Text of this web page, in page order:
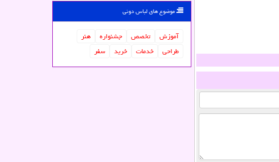
موضوع های لباس دونی
آموزش تخصص جشنواره
هنر
طراحی
خدمات خرید سفر